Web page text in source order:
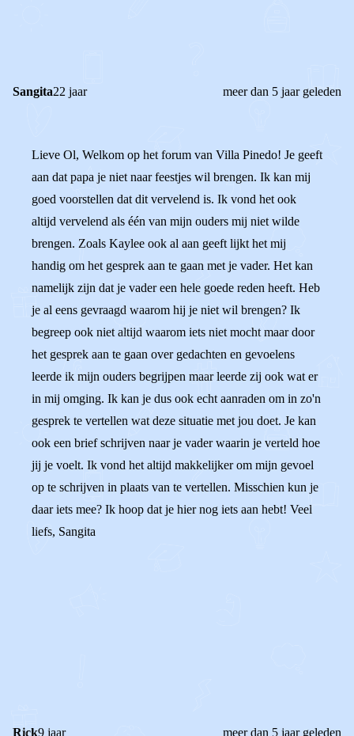
Sangita22 jaar meer dan 5 jaar geleden
Lieve Ol, Welkom op het forum van Villa Pinedo! Je geeft
aan dat papa je niet naar feestjes wil brengen. Ik kan mij
goed voorstellen dat dit vervelend is. Ik vond het ook
altijd vervelend als één van mijn ouders mij niet wilde
brengen. Zoals Kaylee ook al aan geeft lijkt het mij
handig om het gesprek aan te gaan met je vader. Het kan
namelijk zijn dat je vader een hele goede reden heeft. Heb
je al eens gevraagd waarom hij je niet wil brengen? Ik
begreep ook niet altijd waarom iets niet mocht maar door
het gesprek aan te gaan over gedachten en gevoelens
leerde ik mijn ouders begrijpen maar leerde zij ook wat er
in mij omging. Ik kan je dus ook echt aanraden om in zo'n
gesprek te vertellen wat deze situatie met jou doet. Je kan
ook een brief schrijven naar je vader waarin je verteld hoe
jij je voelt. Ik vond het altijd makkelijker om mijn gevoel
op te schrijven in plaats van te vertellen. Misschien kun je
daar iets mee? Ik hoop dat je hier nog iets aan hebt! Veel
liefs, Sangita
Rick9 jaar meer dan 5 jaar geleden